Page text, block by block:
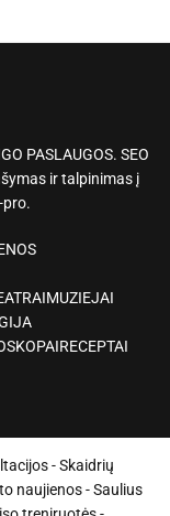
PASLAUGOS. SEO
ir talpinimas į
pro.
MUZIEJAI
RECEPTAI
-Skaidrių
naujienos-Saulius